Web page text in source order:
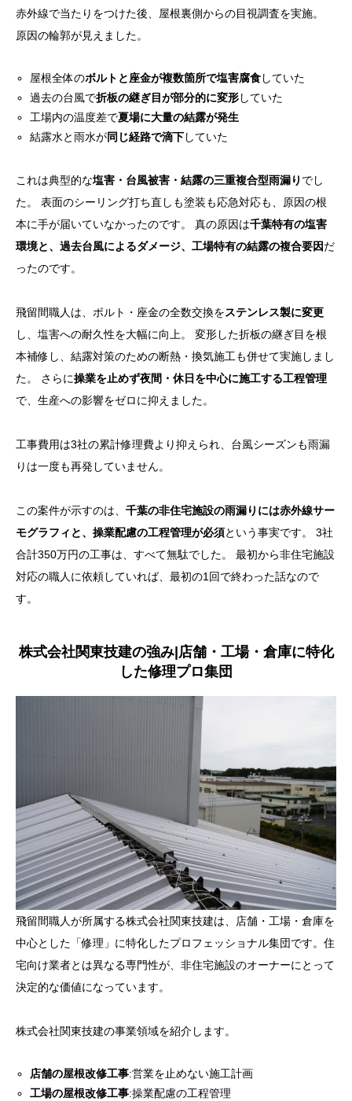
赤外線で当たりをつけた後、屋根裏側からの目視調査を実施。
原因の輪郭が見えました。
屋根全体のボルトと座金が複数箇所で塩害腐食していた
過去の台風で折板の継ぎ目が部分的に変形していた
工場内の温度差で夏場に大量の結露が発生
結露水と雨水が同じ経路で滴下していた
これは典型的な塩害・台風被害・結露の三重複合型雨漏り でし
た。 表面のシーリング打ち直しも塗装も応急対応も、原因の根
本に手が届いていなかったのです。 真の原因は千葉特有の塩害
環境と、過去台風によるダメージ、工場特有の結露の複合要因だ
ったのです。
飛留間職人は、ボルト・座金の全数交換をステンレス製に変更
し、塩害への耐久性を大幅に向上。 変形した折板の継ぎ目を根
本補修し、結露対策のための断熱・換気施工も併せて実施しまし
た。 さらに操業を止めず夜間・休日を中心に施工する工程管理
で、生産への影響をゼロに抑えました。
工事費用は3社の累計修理費より抑えられ、台風シーズンも雨漏
りは一度も再発していません。
この案件が示すのは、 千葉の非住宅施設の雨漏りには赤外線サー
モグラフィと、操業配慮の工程管理が必須という事実です。 3社
合計350万円の工事は、すべて無駄でした。 最初から非住宅施設
対応の職人に依頼していれば、最初の1回で終わった話なので
す。
株式会社関東技建の強み|店舗・工場・倉庫に特化
した修理プロ集団
飛留間職人が所属する株式会社関東技建は、店舗・工場・倉庫を
中心とした「修理」に特化したプロフェッショナル集団です。住
宅向け業者とは異なる専門性が、非住宅施設のオーナーにとって
決定的な価値になっています。
株式会社関東技建の事業領域を紹介します。
店舗の屋根改修工事:営業を止めない施工計画
工場の屋根改修工事:操業配慮の工程管理